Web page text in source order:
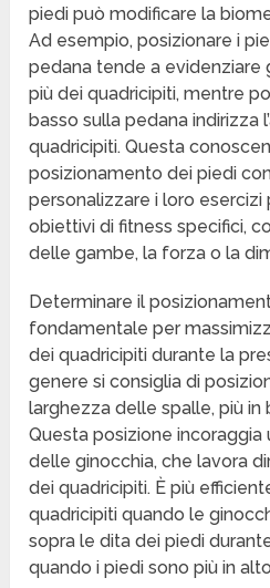
piedi può modificare la
Ad esempio, posizionare i
pedana tende a evidenziare
più dei quadricipiti, mentre
basso sulla pedana indirizza
quadricipiti. Questa
posizionamento dei piedi
personalizzare i loro esercizi
obiettivi di fitness specifici,
delle gambe, la forza o la
Determinare il
fondamentale per
dei quadricipiti durante la
genere si consiglia di
larghezza delle spalle, più in
Questa posizione
delle ginocchia, che lavora
dei quadricipiti. È più
quadricipiti quando le
sopra le dita dei piedi
quando i piedi sono più in